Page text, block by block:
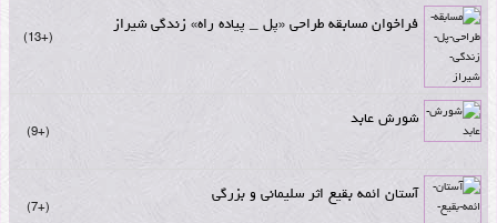
فراخوان مسابقه طراحی «پل _ پیاده راه» زندگی شیراز
+13
شورش عابد
+9
آستان ائمه بقیع اثر سلیمانی و بزرگی
+7